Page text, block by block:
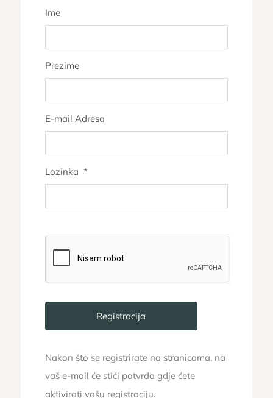
Ime
Prezime
E-mail Adresa
Lozinka *
Nakon što se registrirate na stranicama, na
vaš e-mail će stići potvrda gdje ćete
aktivirati vašu registraciju.